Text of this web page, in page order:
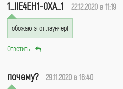
1_IIE4EH1-0XA_1 22.12.2020 в 11:19
обожаю этот лаунчер!
Ответить
почему? 29.11.2020 в 16:40